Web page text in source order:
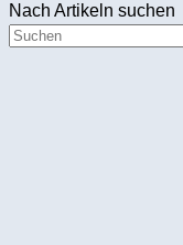
Nach Artikeln suchen